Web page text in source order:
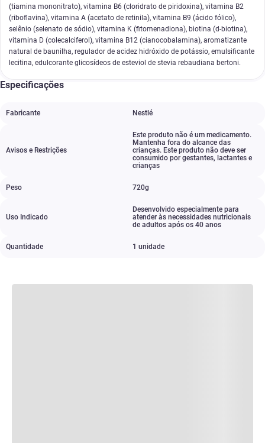
(tiamina mononitrato), vitamina B6 (cloridrato de piridoxina), vitamina B2
(riboflavina), vitamina A (acetato de retinila), vitamina B9 (ácido fólico),
selênio (selenato de sódio), vitamina K (fitomenadiona), biotina (d-biotina),
vitamina D (colecalciferol), vitamina B12 (cianocobalamina), aromatizante
natural de baunilha, regulador de acidez hidróxido de potássio, emulsificante
lecitina, edulcorante glicosídeos de esteviol de stevia rebaudiana bertoni.
Especificações
Fabricante Nestlé
Avisos e Restrições
Este produto não é um medicamento.
Mantenha fora do alcance das
crianças. Este produto não deve ser
consumido por gestantes, lactantes e
crianças
Peso 720g
Uso Indicado
Desenvolvido especialmente para
atender às necessidades nutricionais
de adultos após os 40 anos
Quantidade 1 unidade